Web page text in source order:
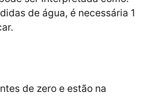
de água, é necessária 1
de zero e estão na